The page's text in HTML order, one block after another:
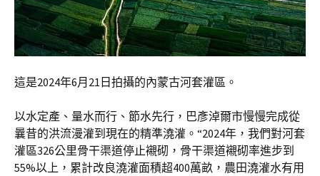
這是2024年6月21日拍攝的內蒙古河套灌區。
以水定產、量水而行、節水先行，巴彥淖爾市慢慢完成從
曩昔的洪流漫灌到現在的精準澆灌。“2024年，我們對河套
灌區326公里骨干渠道停止襯砌，骨干渠道襯砌率進步到
55%以上，累計改良澆灌面積超400萬畝，農田澆灌水有用